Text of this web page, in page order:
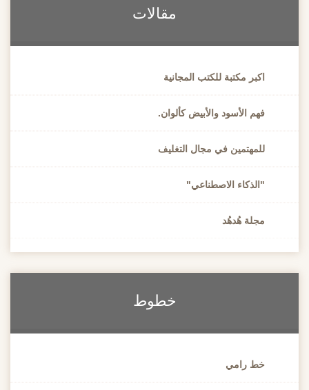
مقالات
اكبر مكتبة للكتب المجانية
فهم الأسود والأبيض كألوان.
للمهتمين في مجال التغليف
"الذكاء الاصطناعي"
مجلة هُدهُد
خطوط
خط رامي